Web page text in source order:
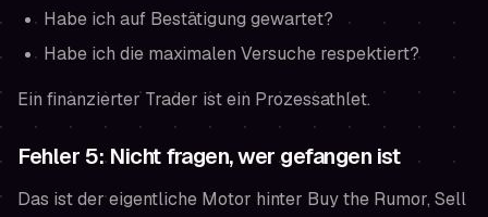
Habe ich auf Bestätigung gewartet?
Habe ich die maximalen Versuche respektiert?
Ein finanzierter Trader ist ein Prozessathlet.
Fehler 5: Nicht fragen, wer gefangen ist
Das ist der eigentliche Motor hinter Buy the Rumor, Sell